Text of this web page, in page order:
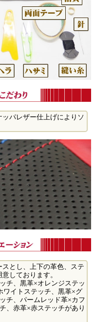
パレザー仕上げによりソ
とし、上下の革色、ステ
しております。
チ、黒革×オレンジステッ
ワイトステッチ、黒革×グ
チ、パームレッド革×カフ
、赤革×赤ステッチがあり